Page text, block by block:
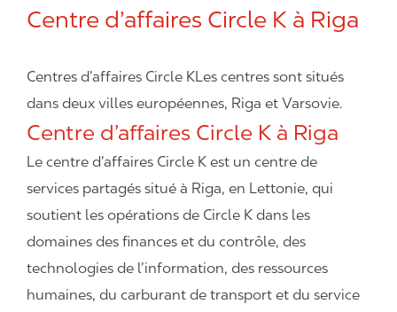
Centre d’affaires Circle K à Riga
Centres d’affaires Circle KLes centres sont situés
dans deux villes européennes, Riga et Varsovie.
Centre d’affaires Circle K à Riga
Le centre d’affaires Circle K est un centre de
services partagés situé à Riga, en Lettonie, qui
soutient les opérations de Circle K dans les
domaines des finances et du contrôle, des
technologies de l’information, des ressources
humaines, du carburant de transport et du service